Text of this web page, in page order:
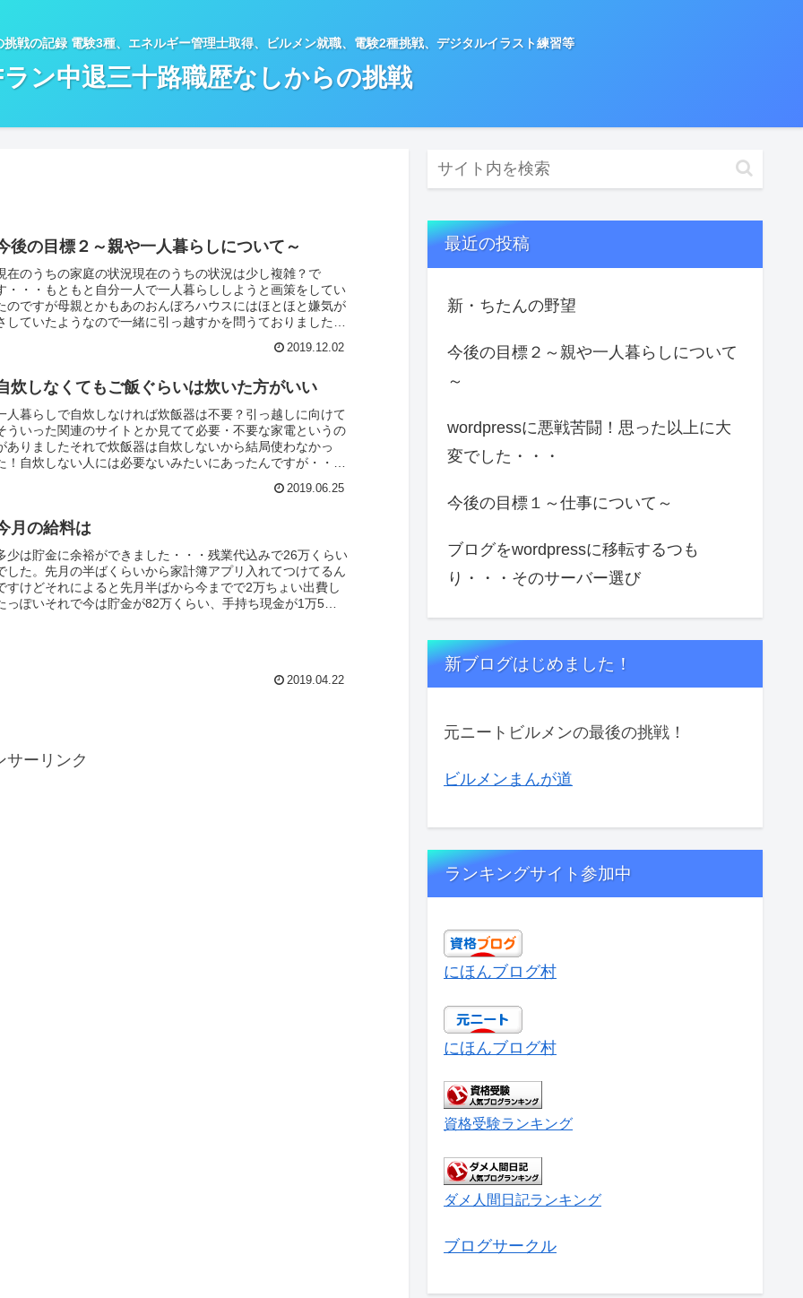
戦の記録 電験3種、エネルギー管理士取得、ビルメン就職、電験2種挑戦、デジタルイラスト練習等
ラン中退三十路職歴なしからの挑戦
後の目標２～親や一人暮らしについて～
在のうちの家庭の状況現在のうちの状況は少し複雑？で
・・・もともと自分一人で一人暮らししようと画策をしてい
のですが母親とかもあのおんぼろハウスにはほとほと嫌気が
していたようなので一緒に引っ越すかを問うておりました母
2019.12.02
炊しなくてもご飯ぐらいは炊いた方がいい
人暮らしで自炊しなければ炊飯器は不要？引っ越しに向けて
ういった関連のサイトとか見てて必要・不要な家電というの
ありましたそれで炊飯器は自炊しないから結局使わなかっ
！自炊しない人には必要ないみたいにあったんですが・・・
2019.06.25
月の給料は
少は貯金に余裕ができました・・・残業代込みで26万くらい
した。先月の半ばくらいから家計簿アプリ入れてつけてるん
すけどそれによると先月半ばから今までで2万ちょい出費し
っぽいそれで今は貯金が82万くらい、手持ち現金が1万5千
2019.04.22
サーリンク
最近の投稿
新・ちたんの野望
今後の目標２～親や一人暮らしについて
～
wordpressに悪戦苦闘！思った以上に大
変でした・・・
今後の目標１～仕事について～
ブログをwordpressに移転するつも
り・・・そのサーバー選び
新ブログはじめました！
元ニートビルメンの最後の挑戦！
ビルメンまんが道
ランキングサイト参加中
にほんブログ村
にほんブログ村
資格受験ランキング
ダメ人間日記ランキング
ブログサークル